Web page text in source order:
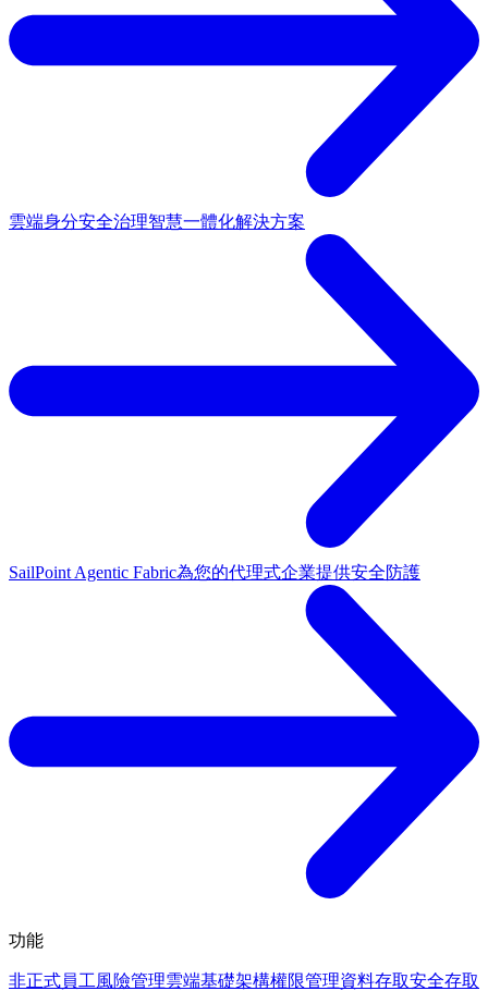
雲端身分安全治理智慧一體化解決方案
SailPoint Agentic Fabric為您的代理式企業提供安全防護
功能
非正式員工風險管理雲端基礎架構權限管理資料存取安全存取